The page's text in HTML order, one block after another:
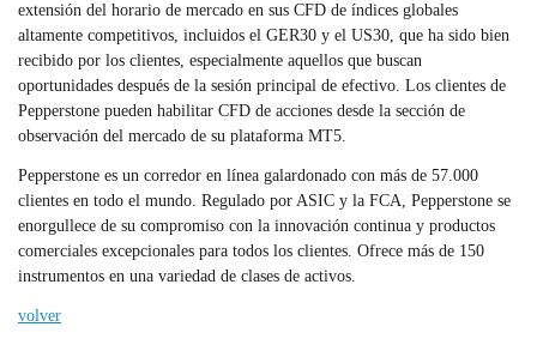
extensión del horario de mercado en sus CFD de índices globales
altamente competitivos, incluidos el GER30 y el US30, que ha sido bien
recibido por los clientes, especialmente aquellos que buscan
oportunidades después de la sesión principal de efectivo. Los clientes de
Pepperstone pueden habilitar CFD de acciones desde la sección de
observación del mercado de su plataforma MT5.
Pepperstone es un corredor en línea galardonado con más de 57.000
clientes en todo el mundo. Regulado por ASIC y la FCA, Pepperstone se
enorgullece de su compromiso con la innovación continua y productos
comerciales excepcionales para todos los clientes. Ofrece más de 150
instrumentos en una variedad de clases de activos.
volver